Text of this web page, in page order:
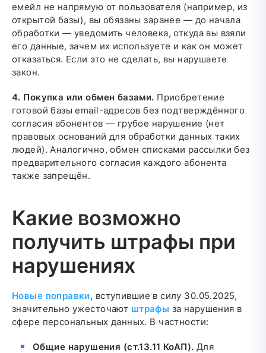
емейл не напрямую от пользователя (например, из
открытой базы), вы обязаны заранее — до начала
обработки — уведомить человека, откуда вы взяли
его данные, зачем их используете и как он может
отказаться. Если это не сделать, вы нарушаете
закон.
4. Покупка или обмен базами. Приобретение
готовой базы email-адресов без подтверждённого
согласия абонентов — грубое нарушение (нет
правовых оснований для обработки данных таких
людей). Аналогично, обмен списками рассылки без
предварительного согласия каждого абонента
также запрещён.
Какие возможно
получить штрафы при
нарушениях
Новые поправки, вступившие в силу 30.05.2025,
значительно ужесточают штрафы за нарушения в
сфере персональных данных. В частности:
Общие нарушения (ст.13.11 КоАП). Для